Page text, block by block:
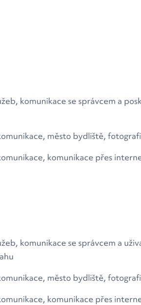
komunikace se správcem a
město bydliště,
komunikace přes
komunikace se správcem a
město bydliště,
komunikace přes